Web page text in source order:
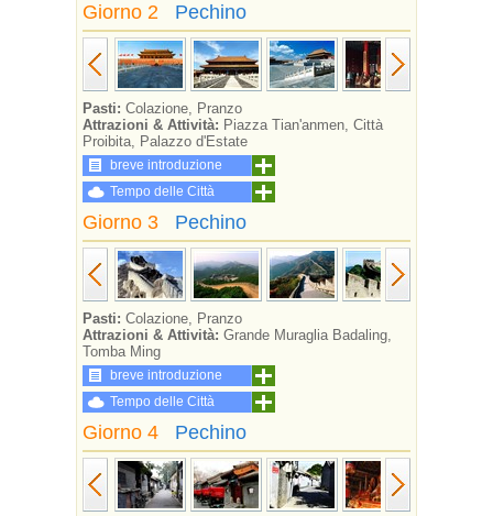
Giorno 2 Pechino
Pasti: Colazione, Pranzo
Attrazioni & Attività: Piazza Tian'anmen, Città
Proibita, Palazzo d'Estate
breve introduzione
Tempo delle Città
Giorno 3 Pechino
Pasti: Colazione, Pranzo
Attrazioni & Attività: Grande Muraglia Badaling,
Tomba Ming
breve introduzione
Tempo delle Città
Giorno 4 Pechino